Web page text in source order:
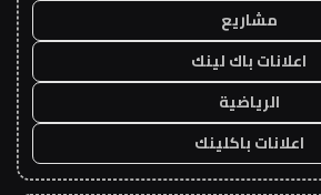
مشاريع
اعلانات باك لينك
الرياضية
اعلانات باكلينك